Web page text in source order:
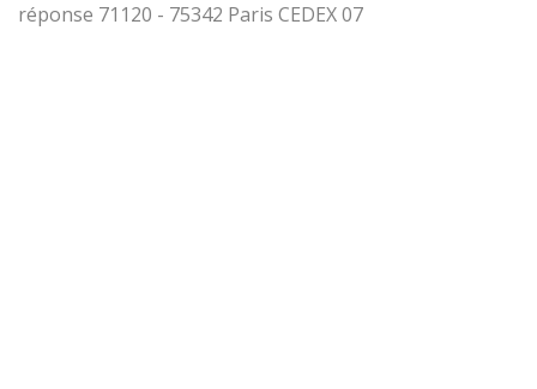
réponse 71120 - 75342 Paris CEDEX 07